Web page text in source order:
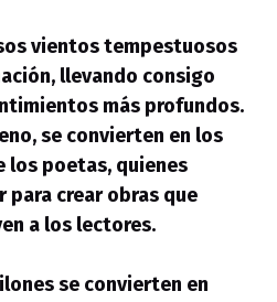
vientos tempestuosos
llevando consigo
más profundos.
se convierten en los
los poetas, quienes
para crear obras que
a los lectores.
se convierten en